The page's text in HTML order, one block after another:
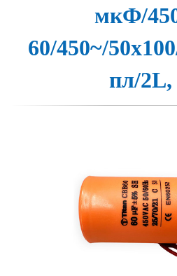
мкФ/
60/450~/
пл/